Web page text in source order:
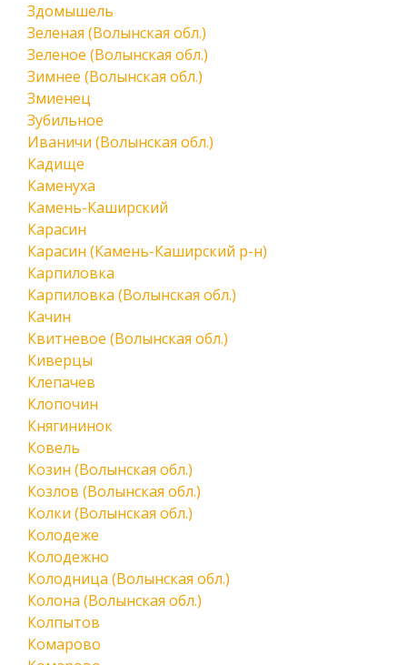
Здомышель
Зеленая (Волынская обл.)
Зеленое (Волынская обл.)
Зимнее (Волынская обл.)
Змиенец
Зубильное
Иваничи (Волынская обл.)
Кадище
Каменуха
Камень-Каширский
Карасин
Карасин (Камень-Каширский р-н)
Карпиловка
Карпиловка (Волынская обл.)
Качин
Квитневое (Волынская обл.)
Киверцы
Клепачев
Клопочин
Княгининок
Ковель
Козин (Волынская обл.)
Козлов (Волынская обл.)
Колки (Волынская обл.)
Колодеже
Колодежно
Колодница (Волынская обл.)
Колона (Волынская обл.)
Колпытов
Комарово